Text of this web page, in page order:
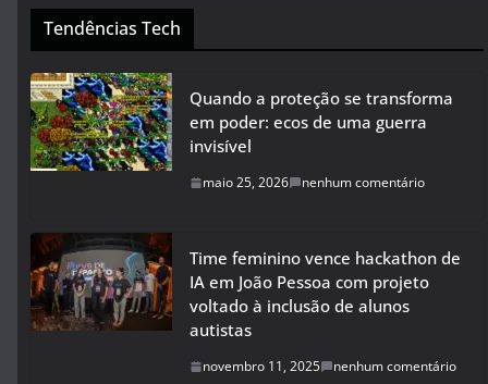
Tendências Tech
Quando a proteção se transforma
em poder: ecos de uma guerra
invisível
maio 25, 2026 nenhum comentário
Time feminino vence hackathon de
IA em João Pessoa com projeto
voltado à inclusão de alunos
autistas
novembro 11, 2025 nenhum comentário